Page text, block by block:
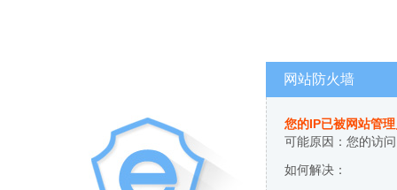
网站防火墙
您的IP已被网站管
可能原因：您的访
如何解决：